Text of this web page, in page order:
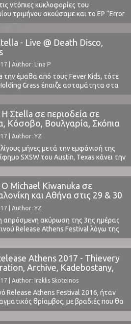
ντόπιες κυκλοφορίες του
τριμήνου ακούσαμε και το EP “Error
από την Κύπρια Spivak.Μέσα από τα 4
ένα remix) μας δημιουργήθηκε η
ενός modular synth pop κόσμου με
ρυθμούς σε πιο tech (Phase A), αλλά
- Live @ Death Disco,
| Author: Lina P
την έμαθα από τους Fever Kids, τότε
Grass έπαιζε ασταμάτητα στα
ραδιόφωνα. Το 2014, είχα κολλήσει
με το συγκεκριμένο κομμάτι και
την χαρακτηριστική φωνή της
Χρονοπούλου.Όταν ένα χρόνο περίπου
για πρώτη φορά το Picking Words
έκοβα ...
Η Σtella σε περιοδεία σε
Κόσοβο, Βουλγαρία, Σκόπια
| Author: YZ
μήνες μετά την εμφάνισή της
SXSW του Austin, Texas κάνει την
περιοδεία της στα Βαλκάνια και
25/10 PLOVDIV (BG) @ Bee Bop Cafe
(BG) @ Бар "Гарванът и Гюлето"
Gulet Bar) 27/10 KRAGUJEVAC (RS) @
28/10 PRISTINA (XK) ...
Ο Michael Kiwanuka σε
και Αθήνα στις 29 & 30
| Author: YZ
απρόσμενη ακύρωση της 3ης ημέρας
Release Athens Festival λόγω της
των Jamiroquai να εμφανιστούν, δεν
αυτοί που απογοητεύτηκαν και για
ότι δεν θα έβλεπαν τον Michael
φεστιβάλ κατάφερε όμως να
για τα τέλη Σεπτέμβρη τον καλλιτέχνη,
όχι μόνο ...
Athens 2017 - Thievery
Archive, Kadebostany,
Ray, Chinese Basement (D-2)
| Author: Iraklis Skoteinos
Release Athens Festival 2016, ήταν
θρίαμβος, με βραδιές που θα
για χρόνια (οι κριτικές μας: Day